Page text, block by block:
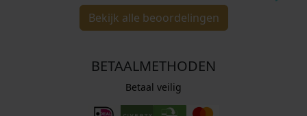
Bekijk alle beoordelingen
BETAALMETHODEN
Betaal veilig